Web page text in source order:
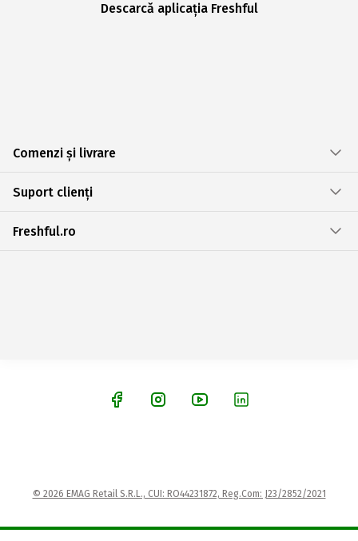
Descarcă aplicația Freshful
Comenzi și livrare
Suport clienți
Freshful.ro
© 2026 EMAG Retail S.R.L., CUI: RO44231872, Reg.Com: J23/2852/2021